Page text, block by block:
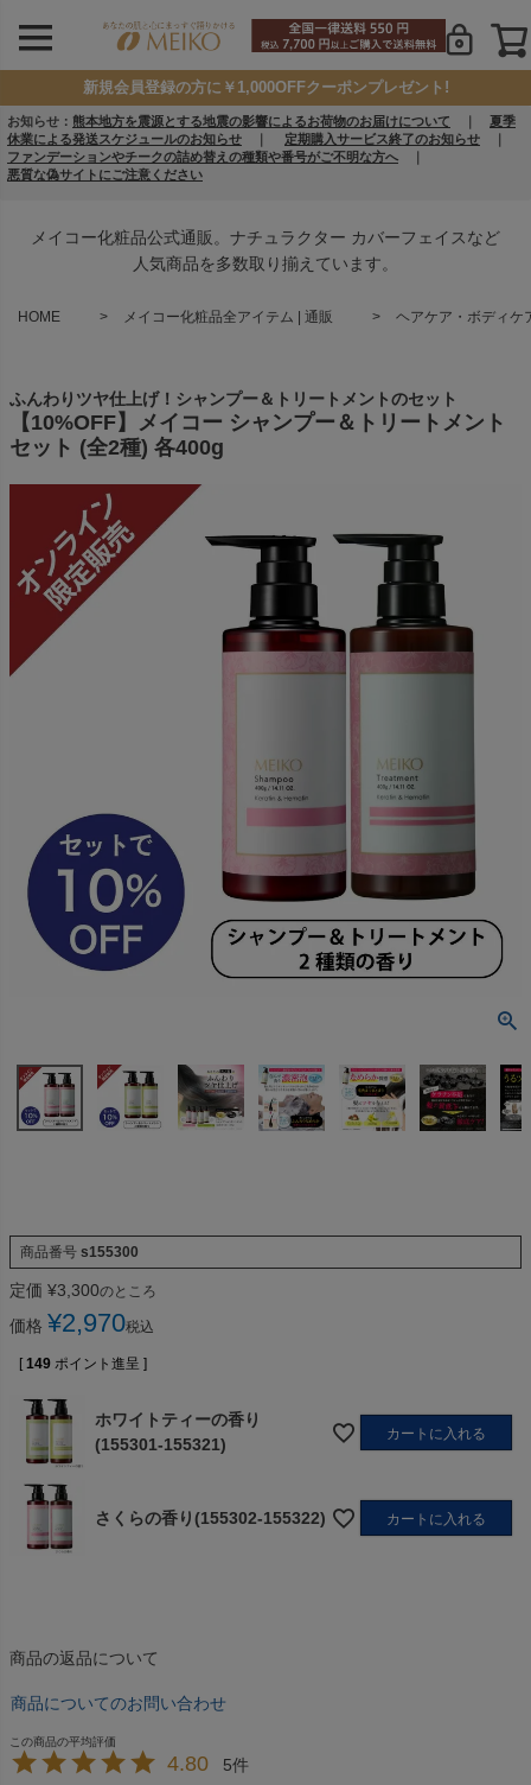
新規会員登録の方に￥1,000OFFクーポンプレゼント!
お知らせ： 熊本地方を震源とする地震の影響によるお荷物のお届けについて
夏季
休業による発送スケジュールのお知らせ
定期購入サービス終了のお知らせ
ファンデーションやチークの詰め替えの種類や番号がご不明な方へ
悪質な偽サイトにご注意ください
メイコー化粧品公式通販。ナチュラクター カバーフェイスなど
人気商品を多数取り揃えています。
HOME メイコー化粧品全アイテム | 通販 ヘアケア・ボディケ
ふんわりツヤ仕上げ！シャンプー＆トリートメントのセット
【10%OFF】メイコー シャンプー＆トリートメント
セット (全2種) 各400g
商品番号 s155300
定価 ¥3,300のところ
価格 ¥2,970税込
[ 149 ポイント進呈 ]
ホワイトティーの香り
(155301-155321)
カートに入れる
さくらの香り(155302-155322) カートに入れる
商品の返品について
商品についてのお問い合わせ
4.80 5